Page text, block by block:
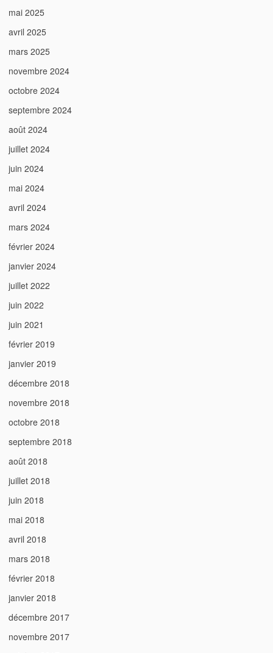
mai 2025
avril 2025
mars 2025
novembre 2024
octobre 2024
septembre 2024
août 2024
juillet 2024
juin 2024
mai 2024
avril 2024
mars 2024
février 2024
janvier 2024
juillet 2022
juin 2022
juin 2021
février 2019
janvier 2019
décembre 2018
novembre 2018
octobre 2018
septembre 2018
août 2018
juillet 2018
juin 2018
mai 2018
avril 2018
mars 2018
février 2018
janvier 2018
décembre 2017
novembre 2017